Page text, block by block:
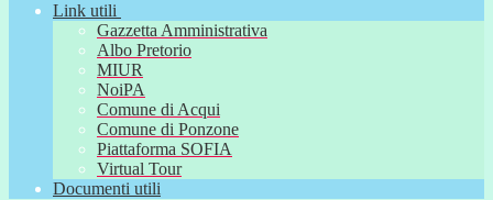
Link utili
Gazzetta Amministrativa
Albo Pretorio
MIUR
NoiPA
Comune di Acqui
Comune di Ponzone
Piattaforma SOFIA
Virtual Tour
Documenti utili